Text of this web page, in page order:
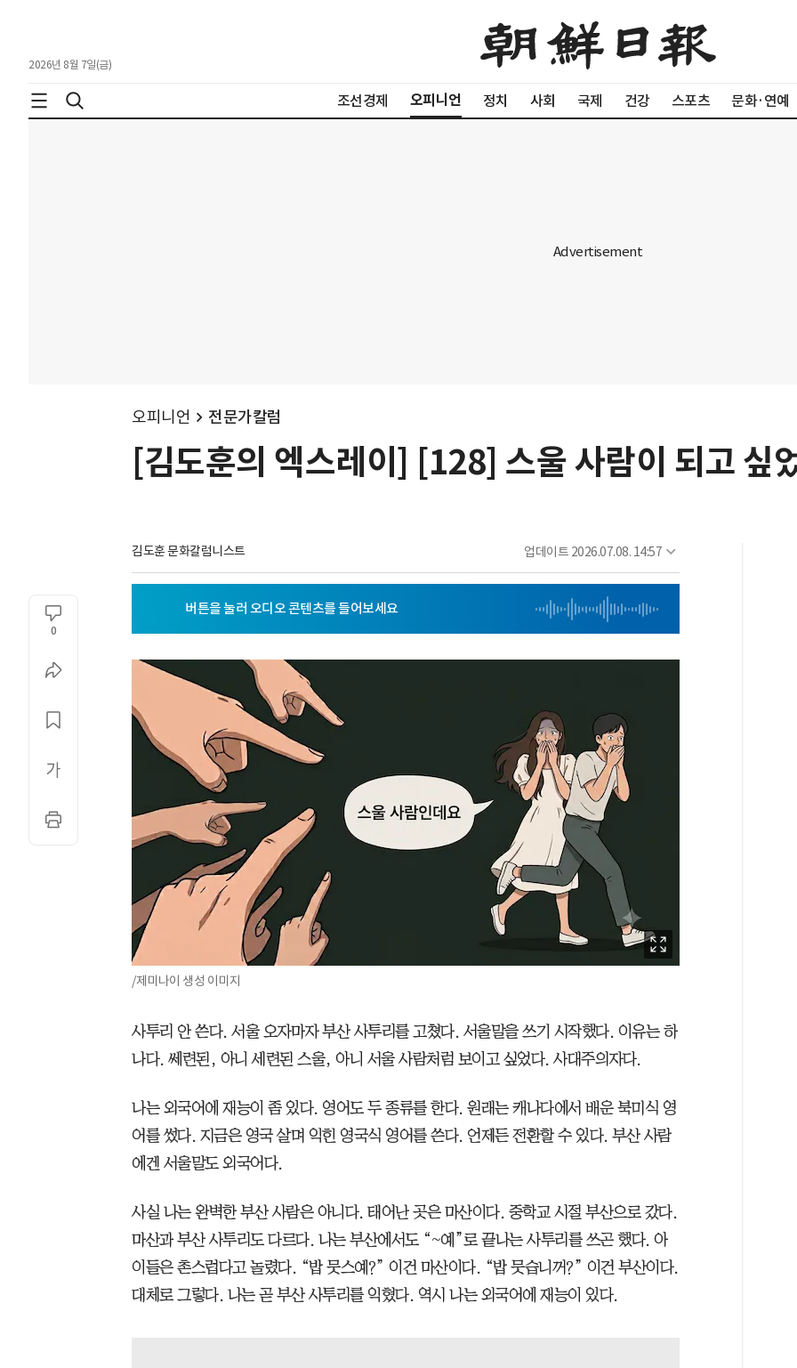
2026년 8월 7일(금)
조선경제 오피니언 정치 사회 국제 건강 스포츠 문화·연예
오피니언 전문가칼럼
[김도훈의 엑스레이] [128] 스울 사람이 되고 싶
김도훈 문화칼럼니스트 업데이트 2026.07.08. 14:57
0
/제미나이 생성 이미지
사투리 안 쓴다. 서울 오자마자 부산 사투리를 고쳤다. 서울말을 쓰기 시작했다. 이유는 하
나다. 쎄련된, 아니 세련된 스울, 아니 서울 사람처럼 보이고 싶었다. 사대주의자다.
나는 외국어에 재능이 좀 있다. 영어도 두 종류를 한다. 원래는 캐나다에서 배운 북미식 영
어를 썼다. 지금은 영국 살며 익힌 영국식 영어를 쓴다. 언제든 전환할 수 있다. 부산 사람
에겐 서울말도 외국어다.
사실 나는 완벽한 부산 사람은 아니다. 태어난 곳은 마산이다. 중학교 시절 부산으로 갔다.
마산과 부산 사투리도 다르다. 나는 부산에서도 “~예”로 끝나는 사투리를 쓰곤 했다. 아
이들은 촌스럽다고 놀렸다. “밥 뭇스예?” 이건 마산이다. “밥 뭇습니꺼?” 이건 부산이다.
대체로 그렇다. 나는 곧 부산 사투리를 익혔다. 역시 나는 외국어에 재능이 있다.